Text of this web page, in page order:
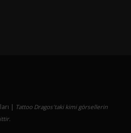
| Tattoo Dragos'taki kimi görsellerin